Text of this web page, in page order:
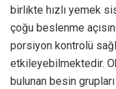
birlikte hızlı yemek
çoğu beslenme
porsiyon kontrolü
etkileyebilmektedir.
bulunan besin